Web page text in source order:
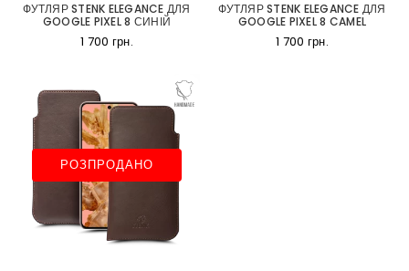
ФУТЛЯР STENK ELEGANCE ДЛЯ
GOOGLE PIXEL 8 СИНІЙ
1 700 грн.
ФУТЛЯР STENK ELEGANCE ДЛЯ
GOOGLE PIXEL 8 CAMEL
1 700 грн.
РОЗПРОДАНО